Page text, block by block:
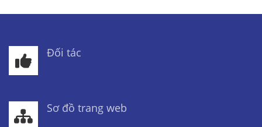
Đối tác
Sơ đồ trang web